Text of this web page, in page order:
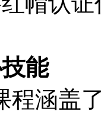
能
程涵盖